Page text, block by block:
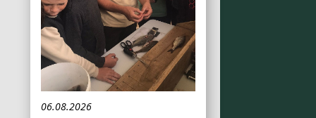
06.08.2026